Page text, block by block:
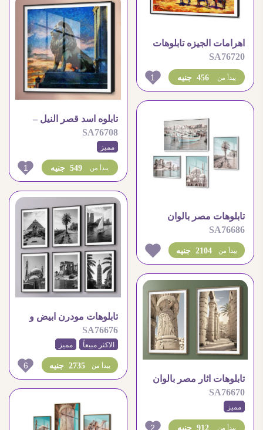
اهرامات الجيزه تابلوهات
برسم مودرن و الوان
زاهية
SA76720
456 جنيه يبدأ من 1
تابلوه اسد قصر النيل –
اسلوب فان جوخ
SA76708
مميز
549 جنيه يبدأ من 1
تابلوهات مصر بالوان
باستل
SA76686
2104 جنيه يبدأ من
تابلوهات مودرن ابيض و
اسود اماكن مصرية
SA76676
الاكثر مبيعاً مميز
2735 جنيه يبدأ من 6
تابلوهات اثار مصر بالوان
هادئة
SA76670
مميز
912 جنيه يبدأ من 2